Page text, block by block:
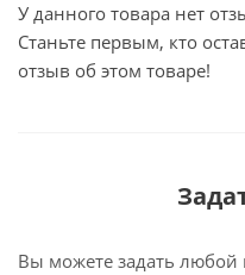
У данного товара нет
Станьте первым, кто
отзыв об этом товаре!
Вы можете задать